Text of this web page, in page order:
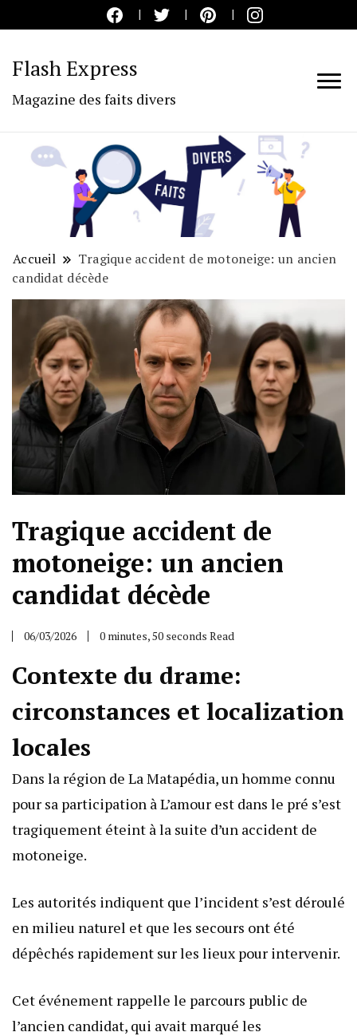
Flash Express
Magazine des faits divers
Accueil
Tragique accident de motoneige: un ancien
candidat décède
Tragique accident de
motoneige: un ancien
candidat décède
06/03/2026 0 minutes, 50 seconds Read
Contexte du drame:
circonstances et localization
locales
Dans la région de La Matapédia, un homme connu
pour sa participation à L’amour est dans le pré s’est
tragiquement éteint à la suite d’un accident de
motoneige.
Les autorités indiquent que l’incident s’est déroulé
en milieu naturel et que les secours ont été
dépêchés rapidement sur les lieux pour intervenir.
Cet événement rappelle le parcours public de
l’ancien candidat, qui avait marqué les